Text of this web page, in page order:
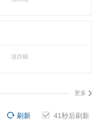
涨跌幅
更多
41秒后刷新
刷新